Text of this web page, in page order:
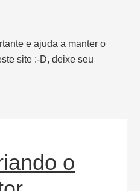
e ajuda a manter o
site :-D, deixe seu
o